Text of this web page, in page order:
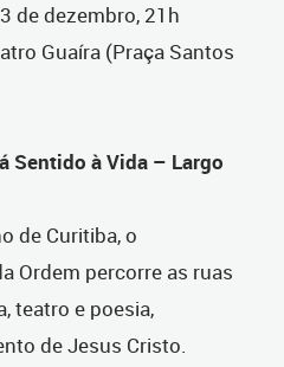
de dezembro, 21h
Guaíra (Praça Santos
Sentido à Vida – Largo
de Curitiba, o
Ordem percorre as ruas
teatro e poesia,
de Jesus Cristo.